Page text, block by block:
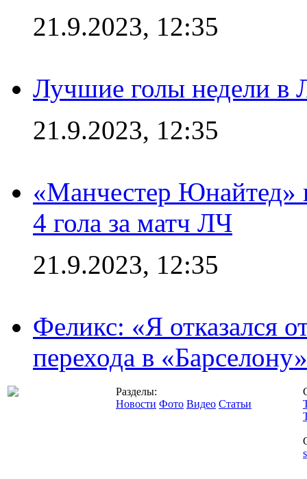
21.9.2023, 12:35
Лучшие голы недели в
21.9.2023, 12:35
«Манчестер Юнайтед»
4 гола за матч ЛЧ
21.9.2023, 12:35
Феликс: «Я отказался
перехода в «Барселону»
Разделы:
Новости Фото Видео Статьи